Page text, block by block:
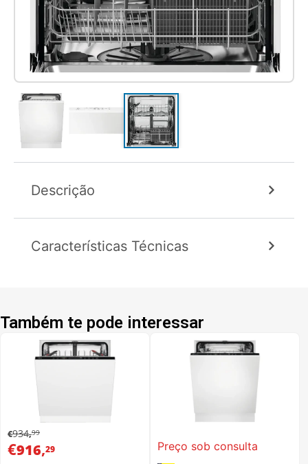
Descrição
Características Técnicas
Também te pode interessar
€934,99
€916,29 Preço sob consulta